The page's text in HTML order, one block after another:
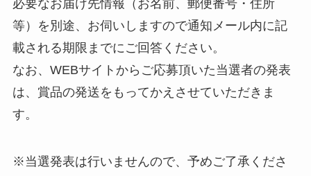
必要なお届け先情報（お名前、郵便番号・住所
等）を別途、お伺いしますので通知メール内に記
載される期限までにご回答ください。
なお、WEBサイトからご応募頂いた当選者の発表
は、賞品の発送をもってかえさせていただきま
す。
※当選発表は行いませんので、予めご了承くださ